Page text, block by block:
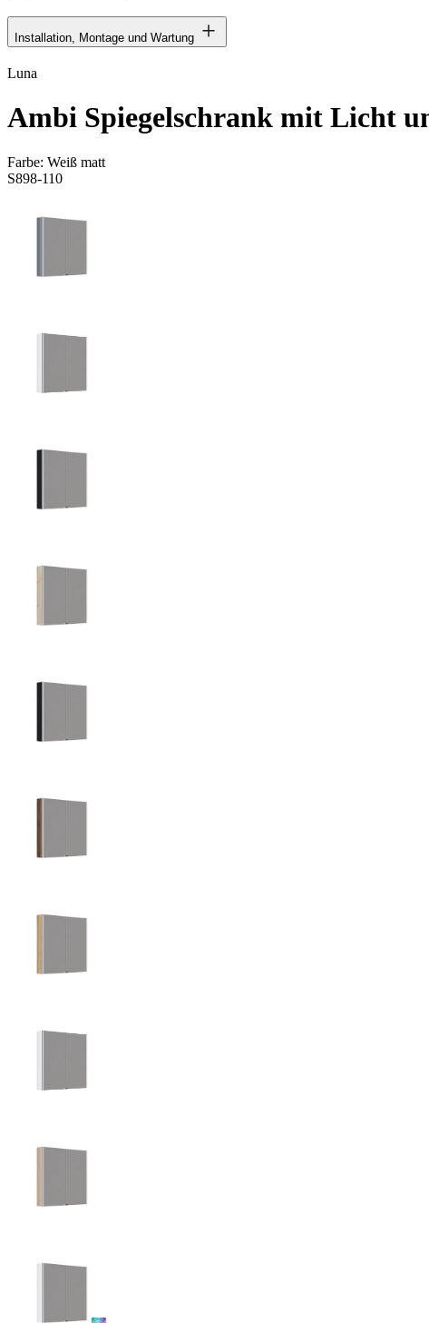
Installation, Montage und Wartung
Luna
Ambi Spiegelschrank mit Licht
Farbe: Weiß matt
S898-110